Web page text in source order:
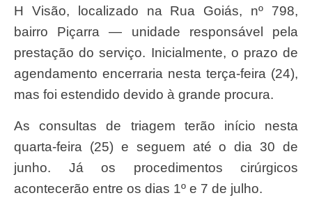
H Visão, localizado na Rua Goiás, nº 798,
bairro Piçarra — unidade responsável pela
prestação do serviço. Inicialmente, o prazo de
agendamento encerraria nesta terça-feira (24),
mas foi estendido devido à grande procura.
As consultas de triagem terão início nesta
quarta-feira (25) e seguem até o dia 30 de
junho. Já os procedimentos cirúrgicos
acontecerão entre os dias 1º e 7 de julho.